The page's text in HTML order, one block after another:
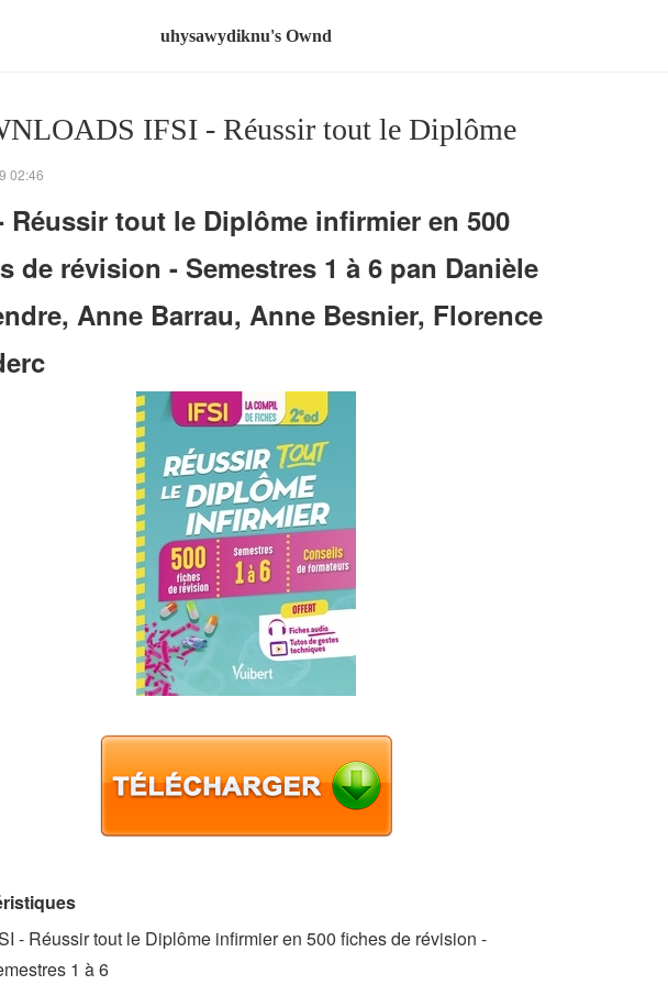
uhysawydiknu's Ownd
IFSI - Réussir tout le Diplôme
02:46
Réussir tout le Diplôme infirmier en 500
de révision - Semestres 1 à 6 pan Danièle
Anne Barrau, Anne Besnier, Florence
- Réussir tout le Diplôme infirmier en 500 fiches de révision -
1 à 6